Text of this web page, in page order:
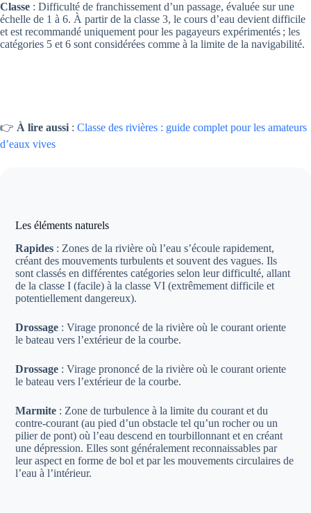
Classe : Difficulté de franchissement d’un passage, évaluée sur une
échelle de 1 à 6. À partir de la classe 3, le cours d’eau devient difficile
et est recommandé uniquement pour les pagayeurs expérimentés ; les
catégories 5 et 6 sont considérées comme à la limite de la navigabilité.
👉 À lire aussi : Classe des rivières : guide complet pour les amateurs
d’eaux vives
Les éléments naturels
Rapides : Zones de la rivière où l’eau s’écoule rapidement,
créant des mouvements turbulents et souvent des vagues. Ils
sont classés en différentes catégories selon leur difficulté, allant
de la classe I (facile) à la classe VI (extrêmement difficile et
potentiellement dangereux).
Drossage : Virage prononcé de la rivière où le courant oriente
le bateau vers l’extérieur de la courbe.
Drossage : Virage prononcé de la rivière où le courant oriente
le bateau vers l’extérieur de la courbe.
Marmite : Zone de turbulence à la limite du courant et du
contre-courant (au pied d’un obstacle tel qu’un rocher ou un
pilier de pont) où l’eau descend en tourbillonnant et en créant
une dépression. Elles sont généralement reconnaissables par
leur aspect en forme de bol et par les mouvements circulaires de
l’eau à l’intérieur.